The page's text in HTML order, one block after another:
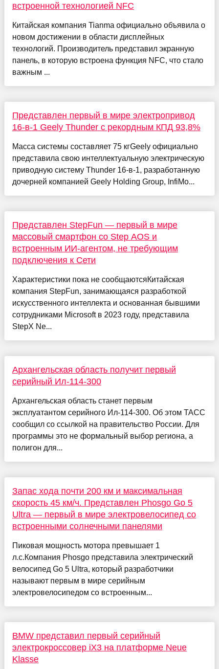
встроенной технологией NFC
Китайская компания Tianma официально объявила о
новом достижении в области дисплейных
технологий. Производитель представил экранную
панель, в которую встроена функция NFC, что стало
важным ...
Представлен первый в мире электропривод
16-в-1 Geely Thunder с рекордным КПД 93,8%
Масса системы составляет 75 кгGeely официально
представила свою интеллектуальную электрическую
приводную систему Thunder 16-в-1, разработанную
дочерней компанией Geely Holding Group, InfiMo...
Представлен StepFun — первый в мире
массовый смартфон со Step AOS и
встроенным ИИ-агентом, не требующим
подключения к Сети
Характеристики пока не сообщаютсяКитайская
компания StepFun, занимающаяся разработкой
искусственного интеллекта и основанная бывшими
сотрудниками Microsoft в 2023 году, представила
StepX Ne...
Архангельская область получит первый
серийный Ил-114-300
Архангельская область станет первым
эксплуатантом серийного Ил-114-300. Об этом ТАСС
сообщил со ссылкой на правительство России. Для
программы это не формальный выбор региона, а
полигон для...
Запас хода почти 200 км и максимальная
скорость 45 км/ч. Представлен Phosgo Go 5
Ultra — первый в мире электровелосипед со
встроенными солнечными панелями
Пиковая мощность мотора превышает 1
л.с.Компания Phosgo представила электрический
велосипед Go 5 Ultra, который разработчики
называют первым в мире серийным
электровелосипедом со встроенным...
BMW представил первый серийный
электрокроссовер iX3 на платформе Neue
Klasse